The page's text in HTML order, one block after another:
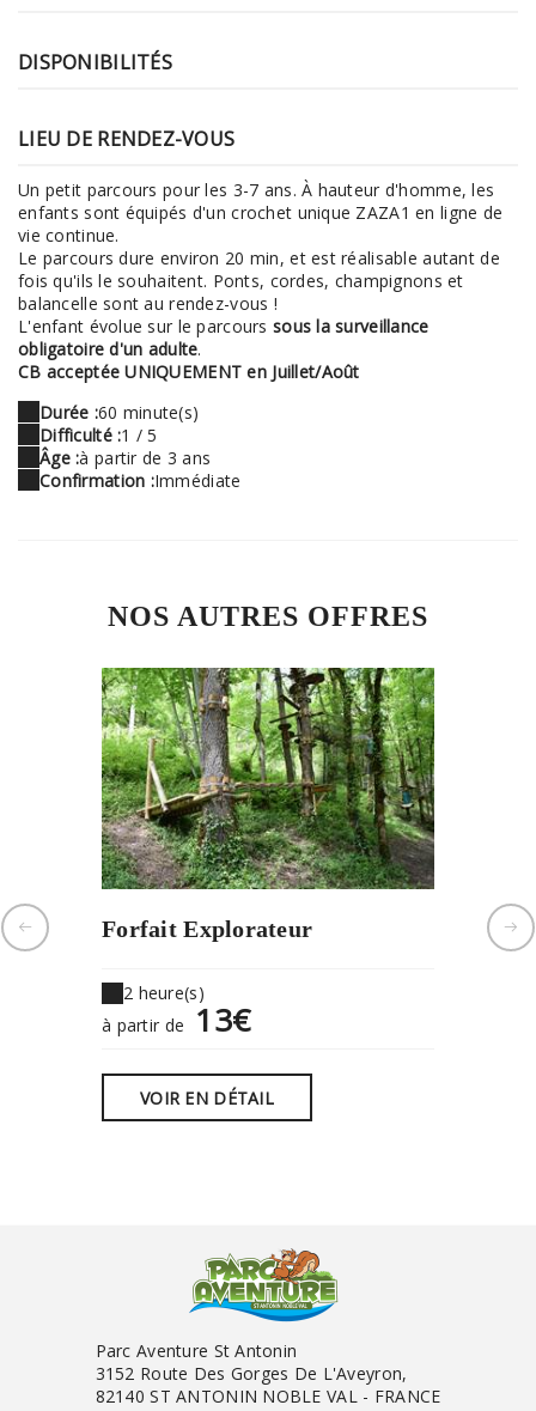
DISPONIBILITÉS
LIEU DE RENDEZ-VOUS
Un petit parcours pour les 3-7 ans. À hauteur d'homme, les
enfants sont équipés d'un crochet unique ZAZA1 en ligne de
vie continue.
Le parcours dure environ 20 min, et est réalisable autant de
fois qu'ils le souhaitent. Ponts, cordes, champignons et
balancelle sont au rendez-vous !
L'enfant évolue sur le parcours sous la surveillance
obligatoire d'un adulte.
CB acceptée UNIQUEMENT en Juillet/Août
Durée :60 minute(s)
Difficulté :1 / 5
Âge :à partir de 3 ans
Confirmation :Immédiate
NOS AUTRES OFFRES
Forfait Explorateur
2 heure(s)
à partir de
13€
VOIR EN DÉTAIL
Parc Aventure St Antonin
3152 Route Des Gorges De L'Aveyron,
82140 ST ANTONIN NOBLE VAL - FRANCE